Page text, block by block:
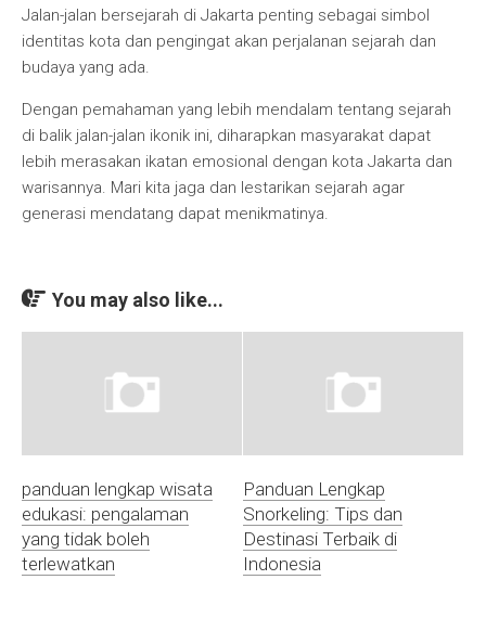
Jalan-jalan bersejarah di Jakarta penting sebagai simbol
identitas kota dan pengingat akan perjalanan sejarah dan
budaya yang ada.
Dengan pemahaman yang lebih mendalam tentang sejarah
di balik jalan-jalan ikonik ini, diharapkan masyarakat dapat
lebih merasakan ikatan emosional dengan kota Jakarta dan
warisannya. Mari kita jaga dan lestarikan sejarah agar
generasi mendatang dapat menikmatinya.
You may also like...
panduan lengkap wisata
edukasi: pengalaman
yang tidak boleh
terlewatkan
Panduan Lengkap
Snorkeling: Tips dan
Destinasi Terbaik di
Indonesia